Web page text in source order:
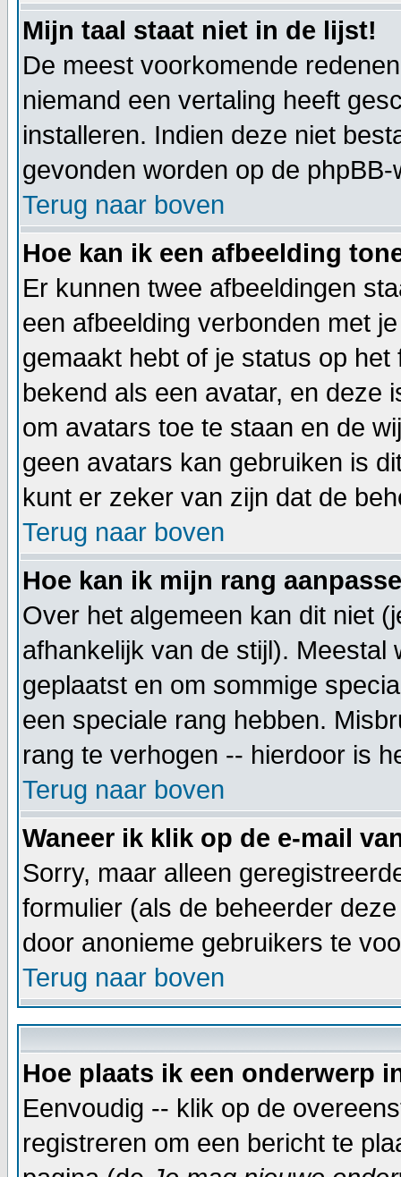
Mijn taal staat niet in de lijst!
De meest voorkomende
niemand een vertaling heeft
installeren. Indien deze niet
gevonden worden op de
Terug naar boven
Hoe kan ik een afbeelding
Er kunnen twee afbeeldingen
een afbeelding verbonden met
gemaakt hebt of je status op
bekend als een avatar, en deze
om avatars toe te staan en de
geen avatars kan gebruiken is
kunt er zeker van zijn dat de
Terug naar boven
Hoe kan ik mijn rang
Over het algemeen kan dit niet
afhankelijk van de stijl).
geplaatst en om sommige
een speciale rang hebben.
rang te verhogen -- hierdoor is
Terug naar boven
Waneer ik klik op de e-mail
Sorry, maar alleen
formulier (als de beheerder
door anonieme gebruikers te
Terug naar boven
Hoe plaats ik een onderwerp
Eenvoudig -- klik op de
registreren om een bericht te